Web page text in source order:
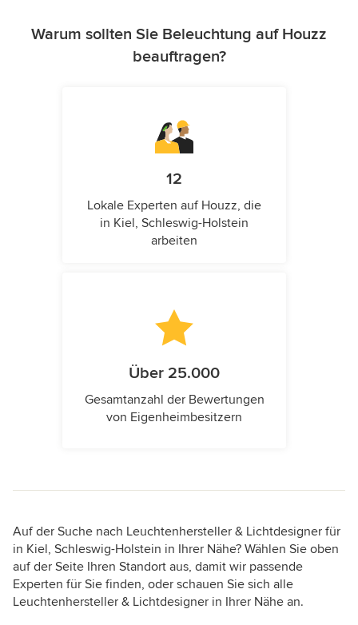
Warum sollten Sie Beleuchtung auf Houzz
beauftragen?
12
Lokale Experten auf Houzz, die
in Kiel, Schleswig-Holstein
arbeiten
Über 25.000
Gesamtanzahl der Bewertungen
von Eigenheimbesitzern
Auf der Suche nach Leuchtenhersteller & Lichtdesigner für
in Kiel, Schleswig-Holstein in Ihrer Nähe? Wählen Sie oben
auf der Seite Ihren Standort aus, damit wir passende
Experten für Sie finden, oder schauen Sie sich alle
Leuchtenhersteller & Lichtdesigner in Ihrer Nähe an.